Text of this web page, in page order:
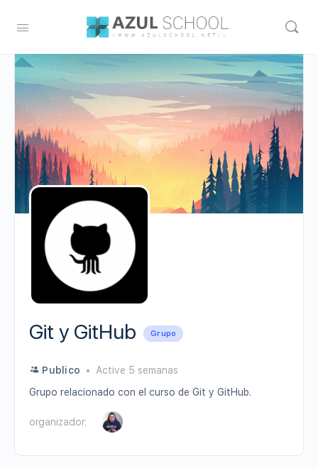
Git y GitHub Grupo
Publico
Active 5 semanas
Grupo relacionado con el curso de Git y GitHub.
organizador: